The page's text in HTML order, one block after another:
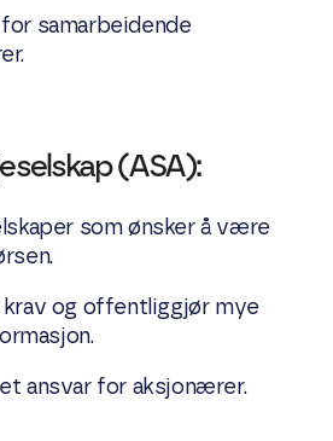
samarbeidende
(ASA):
som ønsker å være
krav og offentliggjør mye
ansvar for aksjonærer.